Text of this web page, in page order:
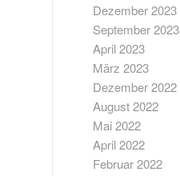
Dezember 2023
September 2023
April 2023
März 2023
Dezember 2022
August 2022
Mai 2022
April 2022
Februar 2022